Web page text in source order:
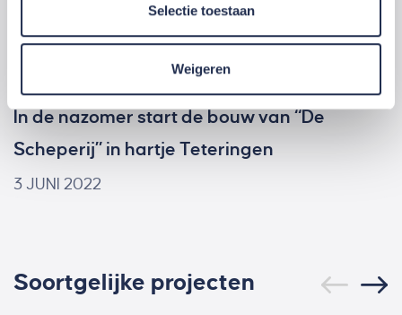
Selectie toestaan
Weigeren
In de nazomer start de bouw van “De
Scheperij” in hartje Teteringen
3 JUNI 2022
Soortgelijke projecten